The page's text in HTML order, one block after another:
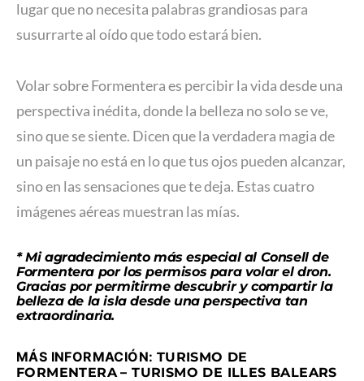
lugar que no necesita palabras grandiosas para
susurrarte al oído que todo estará bien.
Volar sobre Formentera es percibir la vida desde una
perspectiva inédita, donde la belleza no solo se ve,
sino que se siente. Dicen que la verdadera magia de
un paisaje no está en lo que tus ojos pueden alcanzar,
sino en las sensaciones que te deja. Estas cuatro
imágenes aéreas muestran las mías.
* Mi agradecimiento más especial al Consell de
Formentera por los permisos para volar el dron.
Gracias por permitirme descubrir y compartir la
belleza de la isla desde una perspectiva tan
extraordinaria.
MÁS INFORMACIÓN: TURISMO DE
FORMENTERA – TURISMO DE ILLES BALEARS